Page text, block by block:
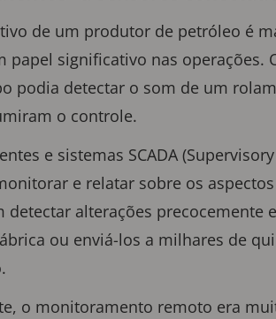
de um produtor de petróleo é
papel significativo nas
podia detectar o som de um
o controle.
e sistemas SCADA
e relatar sobre os
detectar alterações
ou enviá-los a milhares de
o monitoramento remoto era